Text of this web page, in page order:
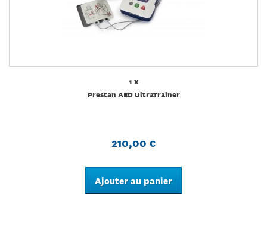
1 x
Prestan AED UltraTrainer
210,00 €
Ajouter au panier